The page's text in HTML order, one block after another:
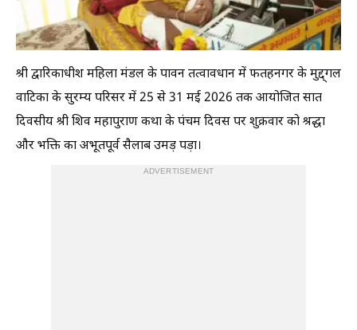
श्री द्वारिकाधीश महिला मंडल के पावन तत्वावधान में फतहनगर के मुद्द्गल
वाटिका के सुरम्य परिसर में 25 से 31 मई 2026 तक आयोजित सात
दिवसीय श्री शिव महापुराण कथा के पंचम दिवस पर शुक्रवार को श्रद्धा
और भक्ति का अभूतपूर्व सैलाब उमड़ पड़ा।
ADVERTISEMENT